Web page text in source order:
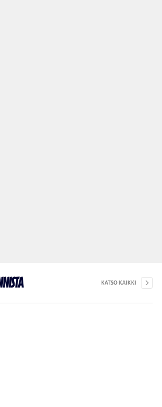
KATSO KAIKKI